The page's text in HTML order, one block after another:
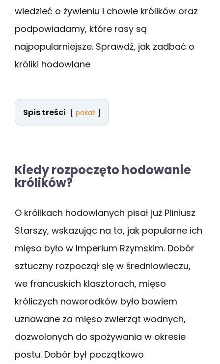
wiedzieć o żywieniu i chowie królików oraz
podpowiadamy, które rasy są
najpopularniejsze. Sprawdź, jak zadbać o
króliki hodowlane
Spis treści pokaż
Kiedy rozpoczęto hodowanie
królików?
O królikach hodowlanych pisał już Pliniusz
Starszy, wskazując na to, jak popularne ich
mięso było w Imperium Rzymskim. Dobór
sztuczny rozpoczął się w średniowieczu,
we francuskich klasztorach, mięso
króliczych noworodków było bowiem
uznawane za mięso zwierząt wodnych,
dozwolonych do spożywania w okresie
postu. Dobór był początkowo